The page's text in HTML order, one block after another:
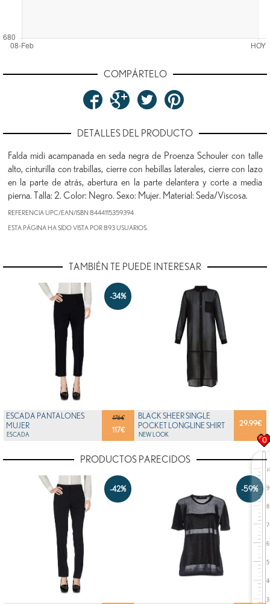
COMPÁRTELO
DETALLES DEL PRODUCTO
Falda midi acampanada en seda negra de Proenza Schouler con talle
alto, cinturilla con trabillas, cierre con hebillas laterales, cierre con lazo
en la parte de atrás, abertura en la parte delantera y corte a media
pierna. Talla: 2. Color: Negro. Sexo: Mujer. Material: Seda/Viscosa.
REFERENCIA UPC/EAN/ISBN 8444115359394
ESTA PÁGINA HA SIDO VISTA POR 893 USUARIOS.
TAMBIÉN TE PUEDE INTERESAR
-34%
176€
117€
ESCADA PANTALONES
MUJER
ESCADA
29.99€
BLACK SHEER SINGLE
POCKET LONGLINE SHIRT
NEW LOOK
PRODUCTOS PARECIDOS
-42% -59%
0